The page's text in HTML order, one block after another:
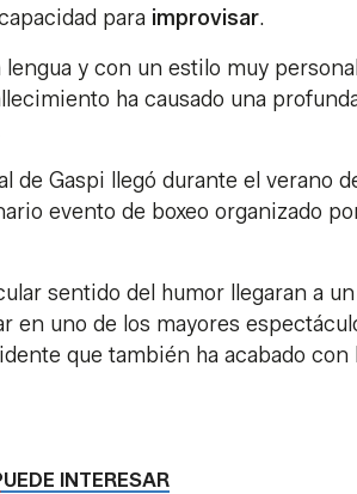
para improvisar.
y con un estilo muy
ha causado una
Gaspi llegó durante el verano
evento de boxeo organizado
sentido del humor llegaran a
en uno de los mayores
que también ha acabado con
INTERESAR